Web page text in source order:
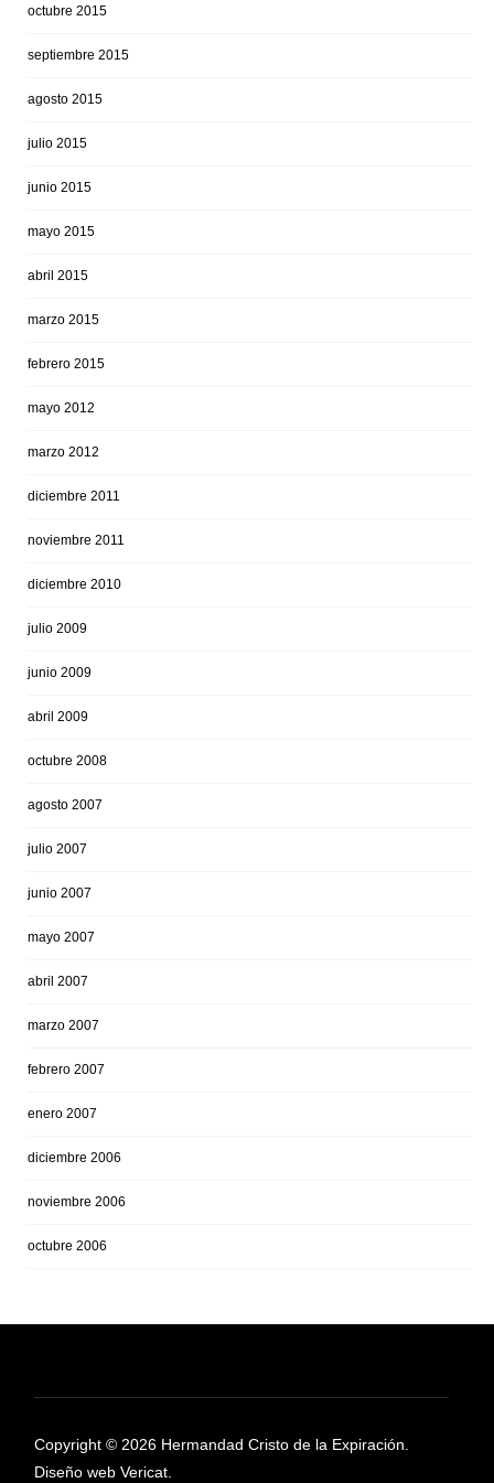
octubre 2015
septiembre 2015
agosto 2015
julio 2015
junio 2015
mayo 2015
abril 2015
marzo 2015
febrero 2015
mayo 2012
marzo 2012
diciembre 2011
noviembre 2011
diciembre 2010
julio 2009
junio 2009
abril 2009
octubre 2008
agosto 2007
julio 2007
junio 2007
mayo 2007
abril 2007
marzo 2007
febrero 2007
enero 2007
diciembre 2006
noviembre 2006
octubre 2006
Copyright © 2026 Hermandad Cristo de la Expiración.
Diseño web Vericat.